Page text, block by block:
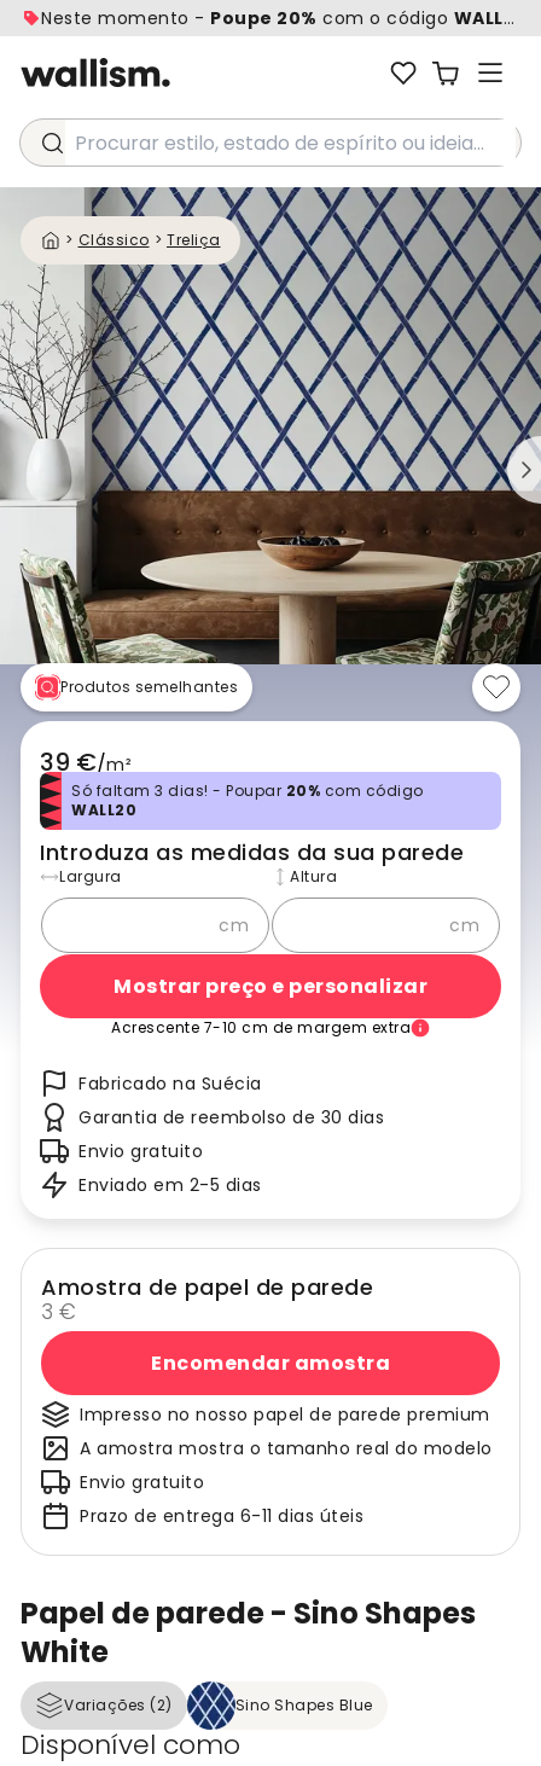
Neste momento - Poupe 20% com o código WALL20
Procurar estilo, estado de espírito ou ideia...
> Clássico > Treliça
Papel de parede - Sino Shapes
White
Variações (2) Sino Shapes Blue
Disponível como
Produtos semelhantes
39 €/m²
Só faltam 3 dias! - Poupar 20% com código
WALL20
Introduza as medidas da sua parede
Largura
cm
Altura
cm
Mostrar preço e personalizar
Acrescente 7-10 cm de margem extra
Fabricado na Suécia
Garantia de reembolso de 30 dias
Envio gratuito
Enviado em 2-5 dias
Amostra de papel de parede
3 €
Encomendar amostra
Impresso no nosso papel de parede premium
A amostra mostra o tamanho real do modelo
Envio gratuito
Prazo de entrega 6-11 dias úteis